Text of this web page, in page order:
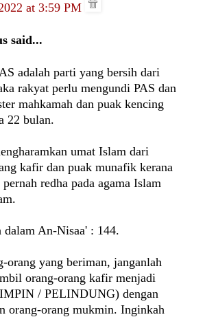
at 3:59 PM
said...
adalah parti yang bersih dari
rakyat perlu mengundi PAS dan
mahkamah dan puak kencing
22 bulan.
umat Islam dari
kafir dan puak munafik kerana
redha pada agama Islam
An-Nisaa' : 144.
orang yang beriman, janganlah
orang-orang kafir menjadi
/ PELINDUNG) dengan
orang-orang mukmin. Inginkah